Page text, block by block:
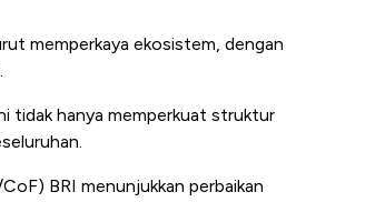
memperkaya ekosistem, dengan
tidak hanya memperkuat struktur
BRI menunjukkan perbaikan